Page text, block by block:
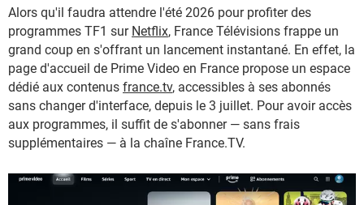
Alors qu'il faudra attendre l'été 2026 pour profiter des
programmes TF1 sur Netflix, France Télévisions frappe un
grand coup en s'offrant un lancement instantané. En effet, la
page d'accueil de Prime Video en France propose un espace
dédié aux contenus france.tv, accessibles à ses abonnés
sans changer d'interface, depuis le 3 juillet. Pour avoir accès
aux programmes, il suffit de s'abonner — sans frais
supplémentaires — à la chaîne France.TV.